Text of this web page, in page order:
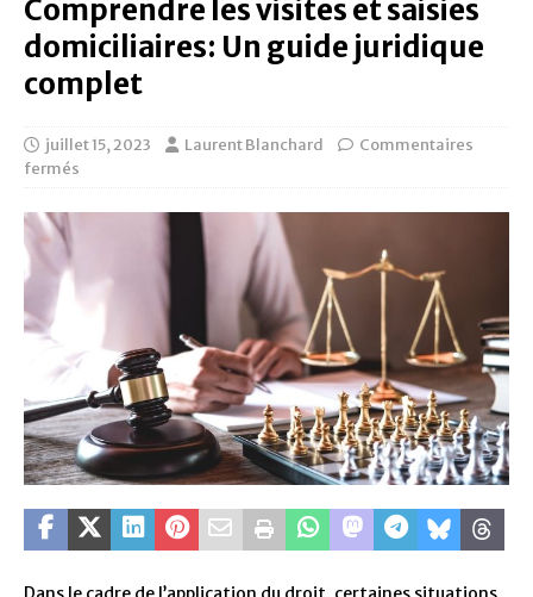
Comprendre les visites et saisies
domiciliaires: Un guide juridique
complet
juillet 15, 2023 Laurent Blanchard
Commentaires
fermés